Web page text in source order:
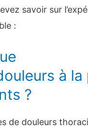
savoir sur
:
à
?
de douleurs